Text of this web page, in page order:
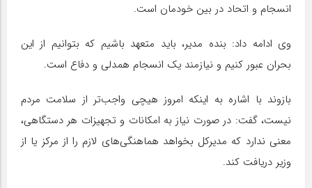
انسجام و اتحاد در بین خودمان است.
وی ادامه داد: بنده مدیر، باید متعهد باشیم که بتوانیم از این
بحران عبور کنیم و نیازمند یک انسجام همدلی و دفاع است.
بازوند با اشاره به اینکه امروز هیچی واجب‌تر از سلامت مردم
نیست، گفت: در صورت نیاز به امکانات و تجهیزات هر دستگاهی،
معنی ندارد که مدیرکل بخواهد هماهنگی‌های لازم را از مرکز یا از
وزیر دریافت کند.